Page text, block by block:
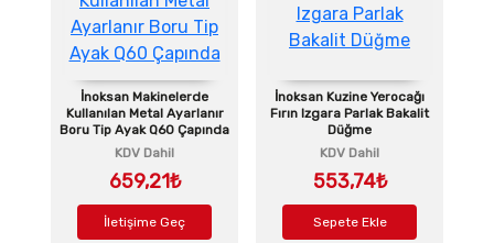
İnoksan Makinelerde
Kullanılan Metal Ayarlanır
Boru Tip Ayak Q60 Çapında
KDV Dahil
659,21₺
İletişime Geç
İnoksan Kuzine Yerocağı
Fırın Izgara Parlak Bakalit
Düğme
KDV Dahil
553,74₺
Sepete Ekle